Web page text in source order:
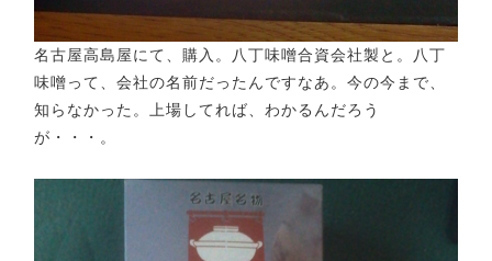
名古屋高島屋にて、購入。八丁味噌合資会社製と。八丁
味噌って、会社の名前だったんですなあ。今の今まで、
知らなかった。上場してれば、わかるんだろう
が・・・。